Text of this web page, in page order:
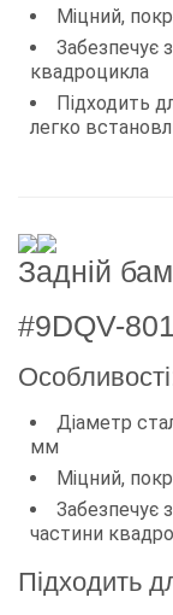
Міцний,
Забезпечує
квадроцикла
Підходить
легко
Задній
#9DQV-
Діаметр
мм
Міцний,
Забезпечує
частини
Підходить